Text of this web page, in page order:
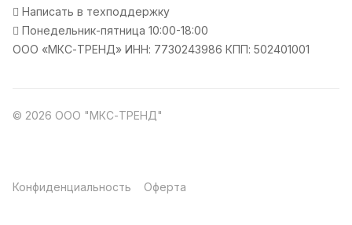
Написать в техподдержку
Понедельник-пятница 10:00-18:00
ООО «МКС-ТРЕНД» ИНН: 7730243986 КПП: 502401001
© 2026 ООО "МКС-ТРЕНД"
Конфиденциальность Оферта